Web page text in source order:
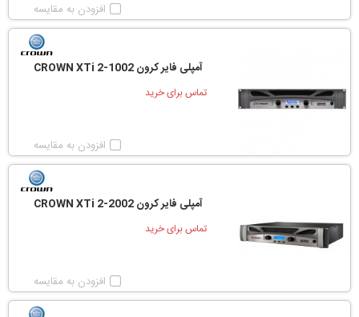
افزودن به مقایسه
آمپلی فایر کرون CROWN XTi 2-1002
تماس برای خرید
افزودن به مقایسه
آمپلی فایر کرون CROWN XTi 2-2002
تماس برای خرید
افزودن به مقایسه